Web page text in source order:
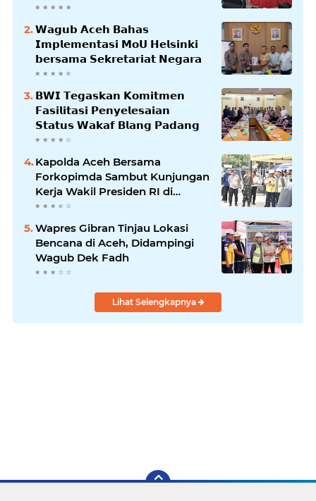
𝗕𝗹𝗮𝗻𝗴𝗽𝗮𝗱𝗮𝗻𝗴
𝗪𝗮𝗴𝘂𝗯 𝗔𝗰𝗲𝗵 𝗕𝗮𝗵𝗮𝘀
𝗜𝗺𝗽𝗹𝗲𝗺𝗲𝗻𝘁𝗮𝘀𝗶 𝗠𝗼𝗨 𝗛𝗲𝗹𝘀𝗶𝗻𝗸𝗶
𝗯𝗲𝗿𝘀𝗮𝗺𝗮 𝗦𝗲𝗸𝗿𝗲𝘁𝗮𝗿𝗶𝗮𝘁 𝗡𝗲𝗴𝗮𝗿𝗮
𝗕𝗪𝗜 𝗧𝗲𝗴𝗮𝘀𝗸𝗮𝗻 𝗞𝗼𝗺𝗶𝘁𝗺𝗲𝗻
𝗙𝗮𝘀𝗶𝗹𝗶𝘁𝗮𝘀𝗶 𝗣𝗲𝗻𝘆𝗲𝗹𝗲𝘀𝗮𝗶𝗮𝗻
𝗦𝘁𝗮𝘁𝘂𝘀 𝗪𝗮𝗸𝗮𝗳 𝗕𝗹𝗮𝗻𝗴 𝗣𝗮𝗱𝗮𝗻𝗴
Kapolda Aceh Bersama
Forkopimda Sambut Kunjungan
Kerja Wakil Presiden RI di
Kabupaten Bireuen
Wapres Gibran Tinjau Lokasi
Bencana di Aceh, Didampingi
Wagub Dek Fadh
Lihat Selengkapnya